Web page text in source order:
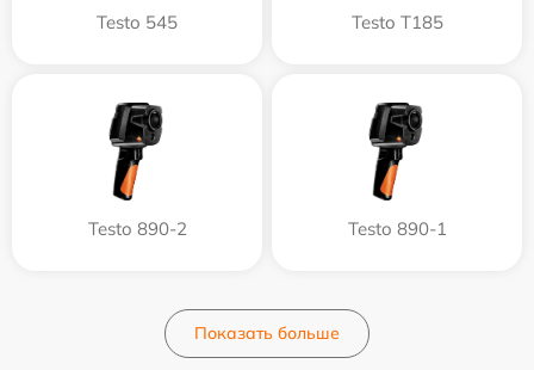
Testo 545 Testo T185
Testo 890-2 Testo 890-1
Показать больше